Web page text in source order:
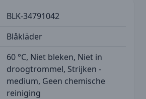
BLK-34791042
Blåkläder
60 °C, Niet bleken, Niet in
droogtrommel, Strijken -
medium, Geen chemische
reiniging